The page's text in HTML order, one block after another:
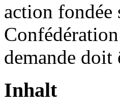
action fondée
demande doit
Inhalt